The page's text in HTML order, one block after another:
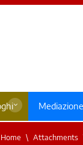
Home Attachments